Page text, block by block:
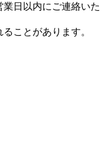
日以内にご連絡いた
ことがあります。